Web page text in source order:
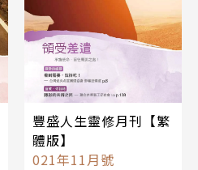
豐盛人生靈修月刊【繁
體版】
021年11月號